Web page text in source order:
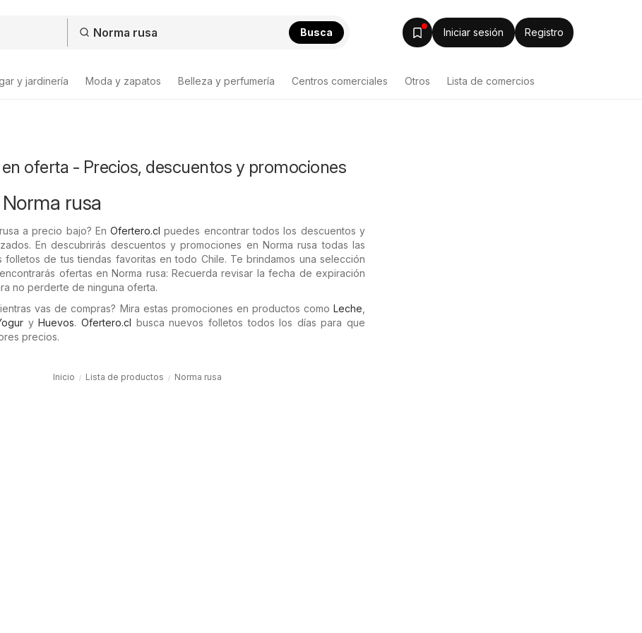
Busca Iniciar sesión Registro
y jardinería Moda y zapatos Belleza y perfumería Centros comerciales Otros Lista de comercios
oferta - Precios, descuentos y promociones
rusa
a precio bajo? EnOfertero.cl puedes encontrar todos los descuentos y
En descubrirás descuentos y promociones en Norma rusa todas las
folletos de tus tiendas favoritas en todo Chile. Te brindamos una selección
ofertas en Norma rusa: Recuerda revisar la fecha de expiración
no perderte de ninguna oferta.
vas de compras? Mira estas promociones en productos como Leche
yHuevos.Ofertero.cl busca nuevos folletos todos los días para que
precios.
Inicio Lista de productos Norma rusa